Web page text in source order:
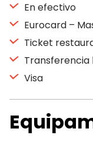
En efectivo
Eurocard –
Ticket
Visa